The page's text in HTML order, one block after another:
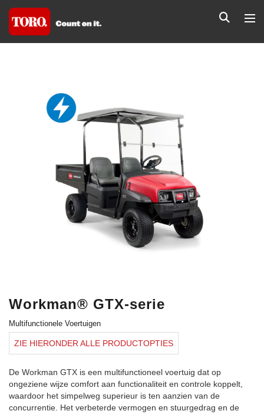
Workman® GTX-serie
Multifunctionele Voertuigen
ZIE HIERONDER ALLE PRODUCTOPTIES
De Workman GTX is een multifunctioneel voertuig dat op
ongeziene wijze comfort aan functionaliteit en controle koppelt,
waardoor het simpelweg superieur is ten aanzien van de
concurrentie. Het verbeterde vermogen en stuurgedrag en de